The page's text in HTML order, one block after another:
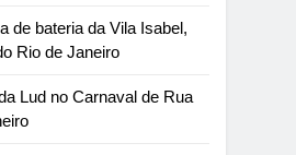
de bateria da Vila Isabel,
Rio de Janeiro
Lud no Carnaval de Rua